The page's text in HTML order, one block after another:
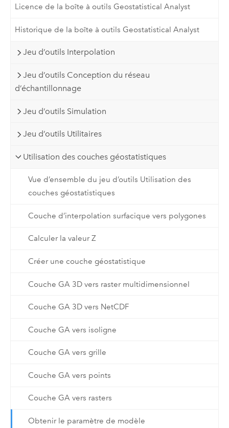
Licence de la boîte à outils Geostatistical Analyst
Historique de la boîte à outils Geostatistical Analyst
Jeu d’outils Interpolation
Jeu d’outils Conception du réseau
d’échantillonnage
Jeu d’outils Simulation
Jeu d’outils Utilitaires
Utilisation des couches géostatistiques
Vue d’ensemble du jeu d’outils Utilisation des
couches géostatistiques
Couche d’interpolation surfacique vers polygones
Calculer la valeur Z
Créer une couche géostatistique
Couche GA 3D vers raster multidimensionnel
Couche GA 3D vers NetCDF
Couche GA vers isoligne
Couche GA vers grille
Couche GA vers points
Couche GA vers rasters
Obtenir le paramètre de modèle